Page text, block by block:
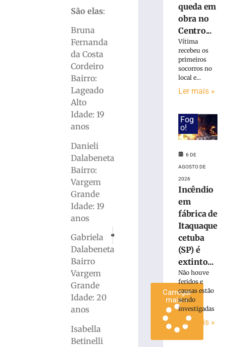
São elas:
Bruna
Fernanda
da Costa
Cordeiro
Bairro:
Lageado
Alto
Idade: 19
anos
Danieli
Dalabeneta
Bairro:
Vargem
Grande
Idade: 19
anos
Gabriela
Dalabeneta
Bairro
Vargem
Grande
Idade: 20
anos
Isabella
Betinelli
Celesc envia mais equipes para
Campanha de Vacinação contra a
Grande
intensa
ventos
Carregar
mais »
queda em
obra no
Centro...
Vítima
recebeu os
primeiros
socorros no
local e...
Ler mais »
Fog
o!
6 DE
AGOSTO DE
2026
Incêndio
em
fábrica de
Itaquaque
cetuba
(SP) é
extinto...
Não houve
feridos e
causas estão
sendo
investigadas
Ler mais »